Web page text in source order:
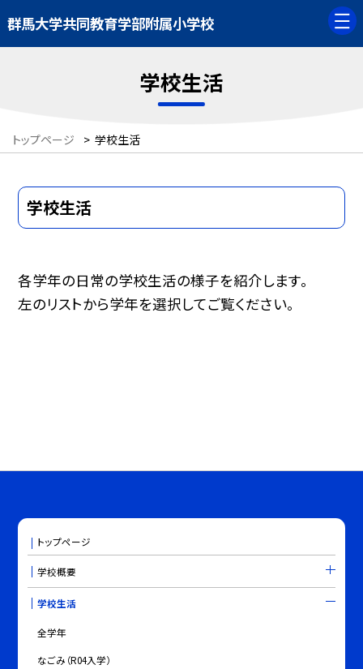
群馬大学共同教育学部附属小学校
学校生活
トップページ > 学校生活
学校生活
各学年の日常の学校生活の様子を紹介します。
左のリストから学年を選択してご覧ください。
トップページ
学校概要
学校生活
全学年
なごみ（R04入学）